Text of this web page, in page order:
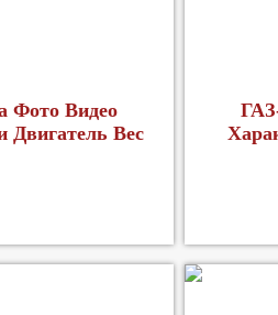
Фото Видео
Двигатель Вес